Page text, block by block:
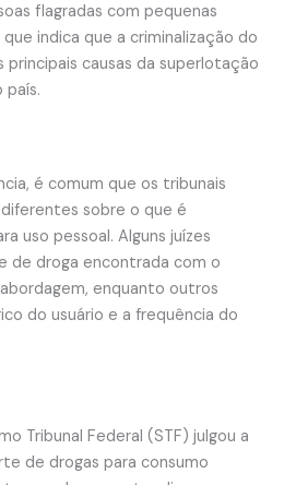
flagradas com pequenas
indica que a criminalização do
principais causas da superlotação
país.
é comum que os tribunais
sobre o que é
uso pessoal. Alguns juízes
de droga encontrada com o
enquanto outros
do usuário e a frequência do
Tribunal Federal (STF) julgou a
de drogas para consumo